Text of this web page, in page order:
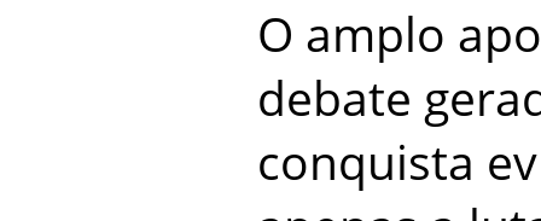
O amplo
debate
conquista